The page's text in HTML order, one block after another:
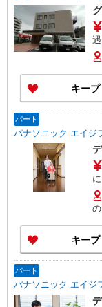
給
キープ
パート
パナソニック エイジ
キープ
パート
パナソニック エイジ